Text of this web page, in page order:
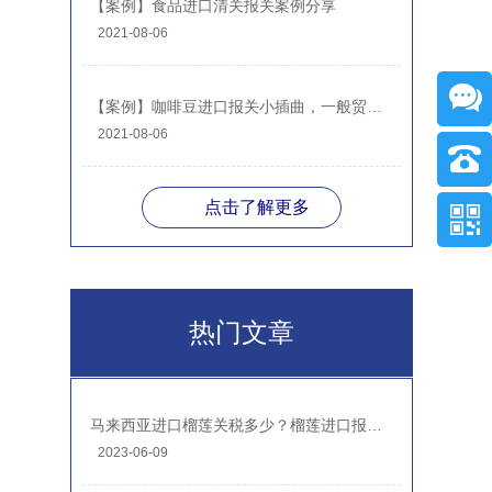
【案例】食品进口清关报关案例分享
2021-08-06
【案例】咖啡豆进口报关小插曲，一般贸易进口案例分享
2021-08-06
点击了解更多
热门文章
2023-06-09